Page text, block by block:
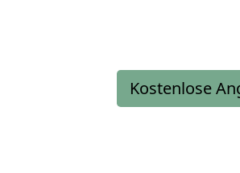
Kostenlose